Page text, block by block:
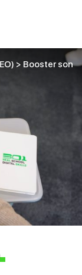
> Booster son